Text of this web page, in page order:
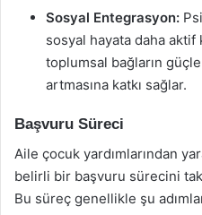
Sosyal Entegrasyon:
sosyal hayata daha aktif
toplumsal bağların
artmasına katkı sağlar.
Başvuru Süreci
Aile çocuk yardımlarından
belirli bir başvuru sürecini
Bu süreç genellikle şu